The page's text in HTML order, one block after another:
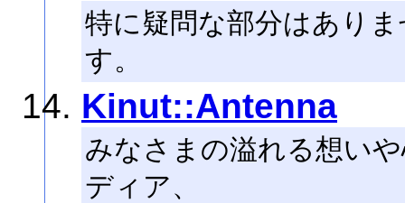
特に疑問な部分はあり
す。
Kinut::Antenna
みなさまの溢れる想い
ディア、